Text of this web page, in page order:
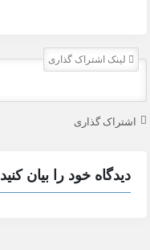
لینک اشتراک گذاری
اشتراک گذاری
دیدگاه خود را بیان کنید